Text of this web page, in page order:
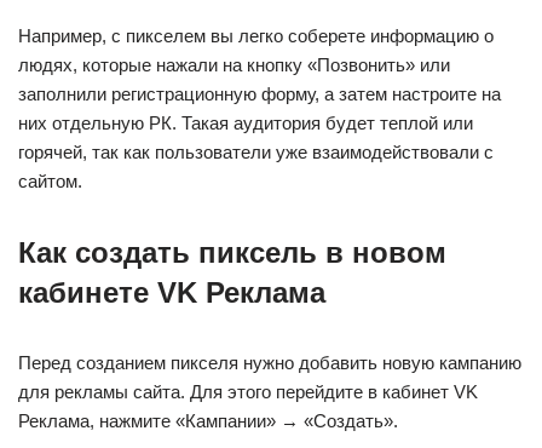
Например, с пикселем вы легко соберете информацию о
людях, которые нажали на кнопку «Позвонить» или
заполнили регистрационную форму, а затем настроите на
них отдельную РК. Такая аудитория будет теплой или
горячей, так как пользователи уже взаимодействовали с
сайтом.
Как создать пиксель в новом
кабинете VK Реклама
Перед созданием пикселя нужно добавить новую кампанию
для рекламы сайта. Для этого перейдите в кабинет VK
Реклама, нажмите «Кампании» → «Создать».